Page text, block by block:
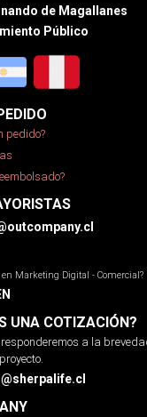
de Magallanes
Público
pedido?
Marketing Digital - Comercial?
UNA COTIZACIÓN?
responderemos a la